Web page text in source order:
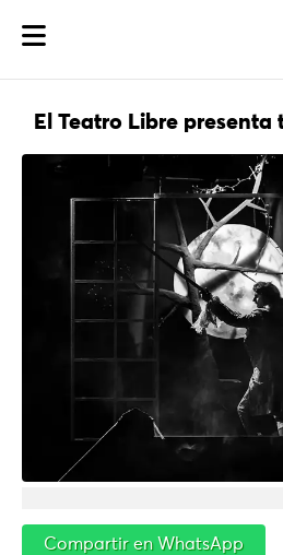
El Teatro Libre presenta
Compartir en WhatsApp